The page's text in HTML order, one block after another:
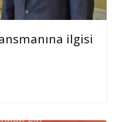
ilgisi